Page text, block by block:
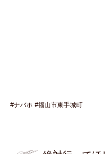
#ナバホ #福山市東手城町